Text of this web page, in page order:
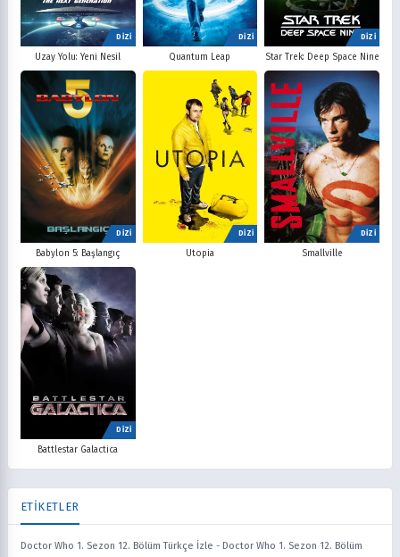
DİZİ
Uzay Yolu: Yeni Nesil
DİZİ
Quantum Leap
DİZİ
Star Trek: Deep Space Nine
DİZİ
Babylon 5: Başlangıç
DİZİ
Utopia
DİZİ
Smallville
DİZİ
Battlestar Galactica
ETİKETLER
Doctor Who 1. Sezon 12. Bölüm Türkçe İzle - Doctor Who 1. Sezon 12. Bölüm